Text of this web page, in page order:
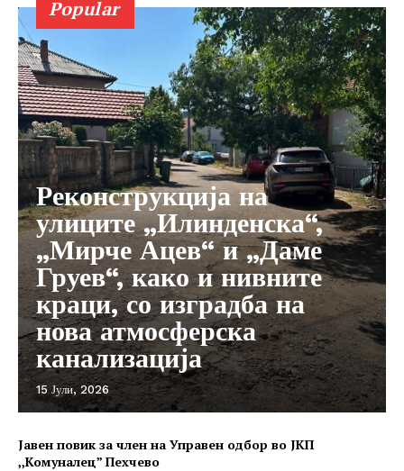
Popular
Реконструкција на
улиците „Илинденска“,
„Мирче Ацев“ и „Даме
Груев“, како и нивните
краци, со изградба на
нова атмосферска
канализација
15 Јули, 2026
Јавен повик за член на Управен одбор во ЈКП
,,Комуналец” Пехчево